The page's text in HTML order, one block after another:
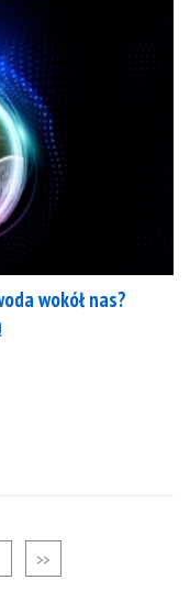
wokół nas?
>>